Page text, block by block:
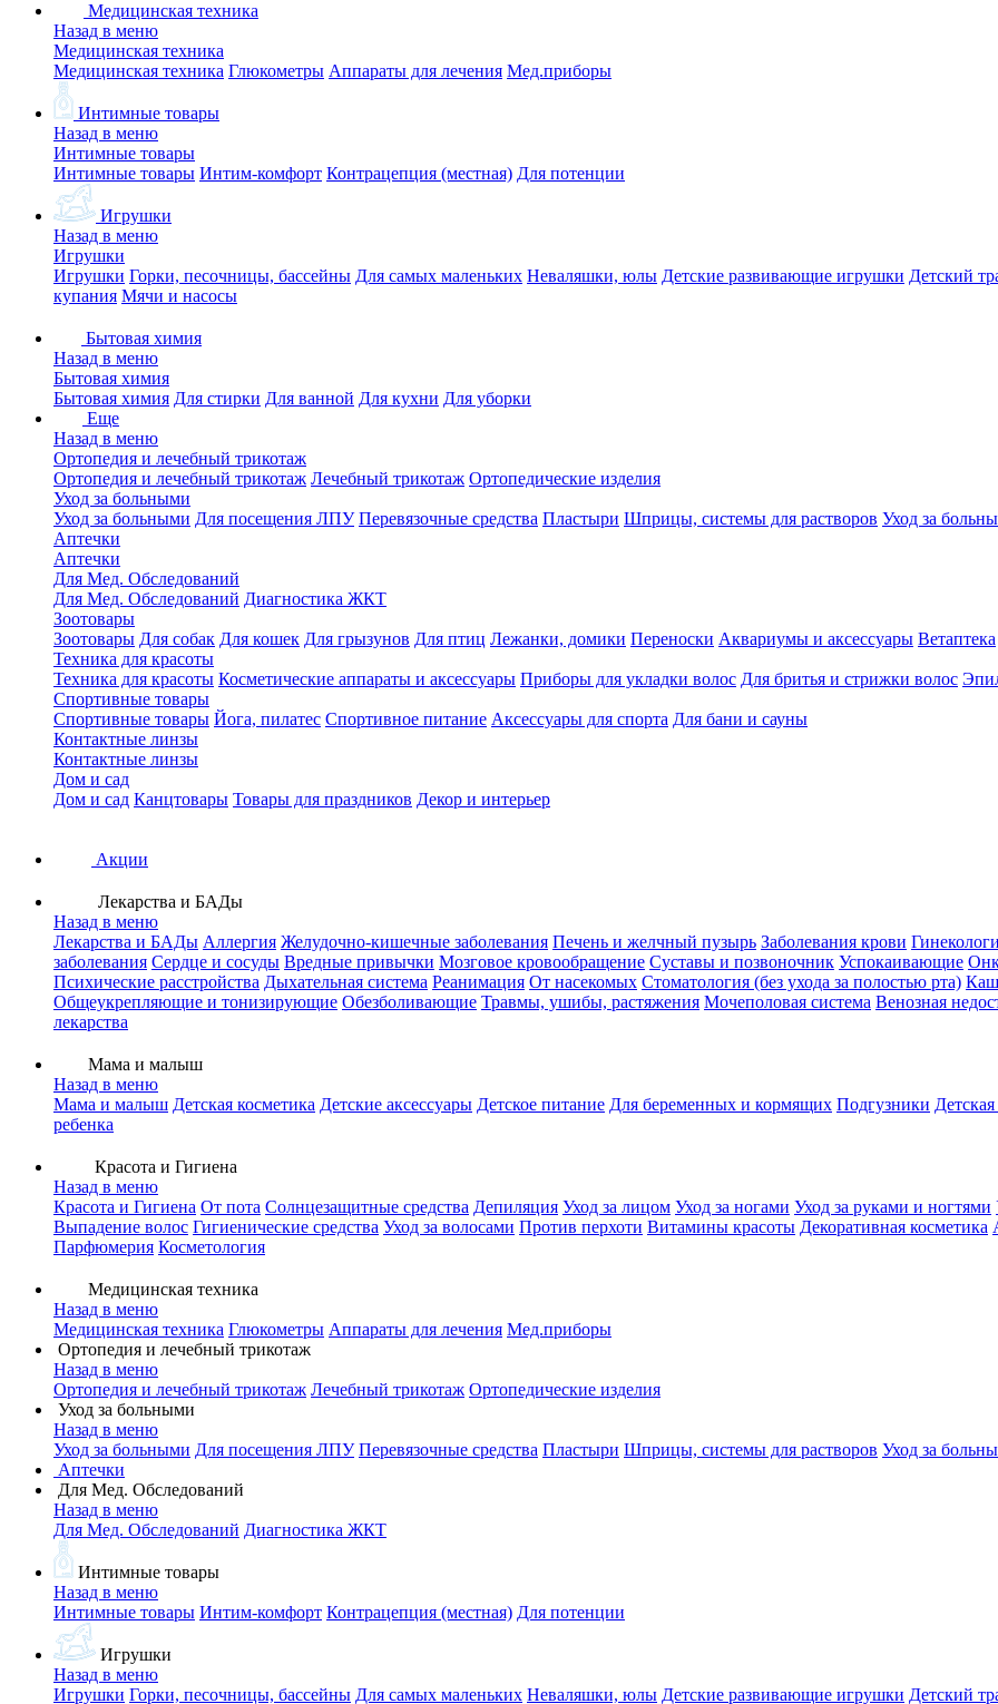
Медицинская техника
Назад в меню
Медицинская техника
Медицинская техника Глюкометры Аппараты для лечения Мед.приборы
Интимные товары
Назад в меню
Интимные товары
Интимные товары Интим-комфорт Контрацепция (местная) Для потенции
Игрушки
Назад в меню
Игрушки
Игрушки Горки, песочницы, бассейны Для самых маленьких Неваляшки, юлы Детские развивающие игрушки Детский
купания Мячи и насосы
Бытовая химия
Назад в меню
Бытовая химия
Бытовая химия Для стирки Для ванной Для кухни Для уборки
Еще
Назад в меню
Ортопедия и лечебный трикотаж
Ортопедия и лечебный трикотаж Лечебный трикотаж Ортопедические изделия
Уход за больными
Уход за больными Для посещения ЛПУ Перевязочные средства Пластыри Шприцы, системы для растворов Уход за
Аптечки
Аптечки
Для Мед. Обследований
Для Мед. Обследований Диагностика ЖКТ
Зоотовары
Зоотовары Для собак Для кошек Для грызунов Для птиц Лежанки, домики Переноски Аквариумы и аксессуары Ветаптека
Техника для красоты
Техника для красоты Косметические аппараты и аксессуары Приборы для укладки волос Для бритья и стрижки волос
Спортивные товары
Спортивные товары Йога, пилатес Спортивное питание Аксессуары для спорта Для бани и сауны
Контактные линзы
Контактные линзы
Дом и сад
Дом и сад Канцтовары Товары для праздников Декор и интерьер
Акции
Лекарства и БАДы
Назад в меню
Лекарства и БАДы Аллергия Желудочно-кишечные заболевания Печень и желчный пузырь Заболевания крови
заболевания Сердце и сосуды Вредные привычки Мозговое кровообращение Суставы и позвоночник Успокаивающие
Психические расстройства Дыхательная система Реанимация От насекомых Стоматология (без ухода за полостью рта)
Общеукрепляющие и тонизирующие Обезболивающие Травмы, ушибы, растяжения Мочеполовая система Венозная
лекарства
Мама и малыш
Назад в меню
Мама и малыш Детская косметика Детские аксессуары Детское питание Для беременных и кормящих Подгузники
ребенка
Красота и Гигиена
Назад в меню
Красота и Гигиена От пота Солнцезащитные средства Депиляция Уход за лицом Уход за ногами Уход за руками и ногтями
Выпадение волос Гигиенические средства Уход за волосами Против перхоти Витамины красоты Декоративная косметика
Парфюмерия Косметология
Медицинская техника
Назад в меню
Медицинская техника Глюкометры Аппараты для лечения Мед.приборы
Ортопедия и лечебный трикотаж
Назад в меню
Ортопедия и лечебный трикотаж Лечебный трикотаж Ортопедические изделия
Уход за больными
Назад в меню
Уход за больными Для посещения ЛПУ Перевязочные средства Пластыри Шприцы, системы для растворов Уход за
Аптечки
Для Мед. Обследований
Назад в меню
Для Мед. Обследований Диагностика ЖКТ
Интимные товары
Назад в меню
Интимные товары Интим-комфорт Контрацепция (местная) Для потенции
Игрушки
Назад в меню
Игрушки Горки, песочницы, бассейны Для самых маленьких Неваляшки, юлы Детские развивающие игрушки Детский